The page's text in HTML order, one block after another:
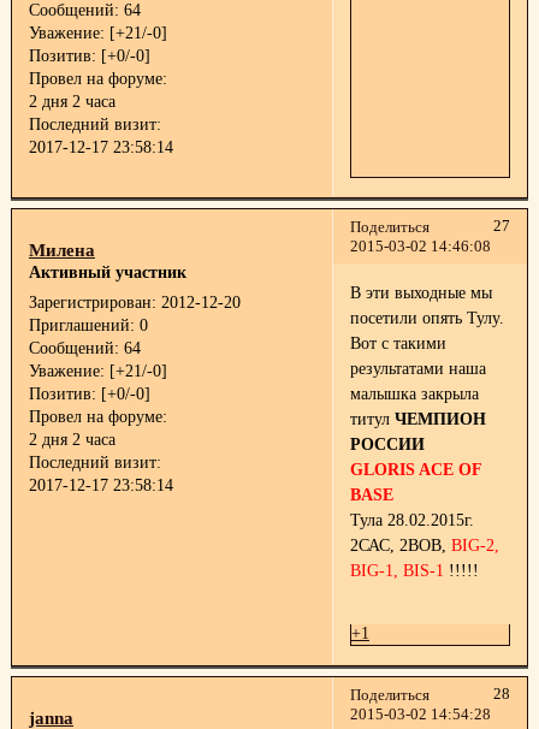
Сообщений: 64
Уважение: [+21/-0]
Позитив: [+0/-0]
Провел на форуме:
2 дня 2 часа
Последний визит:
2017-12-17 23:58:14
Поделиться
27
2015-03-02 14:46:08
Милена
Активный участник
Зарегистрирован: 2012-12-20
Приглашений: 0
Сообщений: 64
Уважение: [+21/-0]
Позитив: [+0/-0]
Провел на форуме:
2 дня 2 часа
Последний визит:
2017-12-17 23:58:14
В эти выходные мы
посетили опять Тулу.
Вот с такими
результатами наша
малышка закрыла
титул ЧЕМПИОН
РОССИИ
GLORIS AСE OF
BASE
Тула 28.02.2015г.
2САС, 2ВОВ, BIG-2,
BIG-1, BIS-1 !!!!!
+1
Поделиться
28
2015-03-02 14:54:28
janna